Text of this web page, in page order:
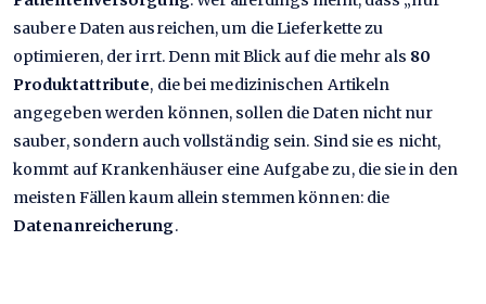
saubere Daten ausreichen, um die Lieferkette zu
optimieren, der irrt. Denn mit Blick auf die mehr als 80
Produktattribute, die bei medizinischen Artikeln
angegeben werden können, sollen die Daten nicht nur
sauber, sondern auch vollständig sein. Sind sie es nicht,
kommt auf Krankenhäuser eine Aufgabe zu, die sie in den
meisten Fällen kaum allein stemmen können: die
Datenanreicherung.